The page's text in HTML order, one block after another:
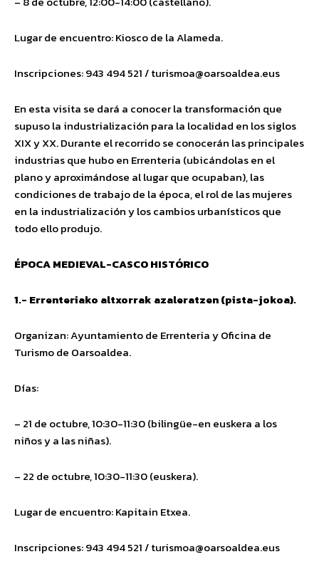
Lugar de encuentro: Kiosco de la Alameda.
Inscripciones: 943 494 521 /turismoa@oarsoaldea.eus
En esta visita se dará a conocer la transformación que
supuso la industrialización para la localidad en los siglos
XIX y XX. Durante el recorrido se conocerán las principales
industrias que hubo en Errenteria (ubicándolas en el
plano y aproximándose al lugar que ocupaban), las
condiciones de trabajo de la época, el rol de las mujeres
en la industrialización y los cambios urbanísticos que
todo ello produjo.
ÉPOCA MEDIEVAL-CASCO HISTÓRICO
1.- Errenteriako altxorrak azaleratzen (pista-jokoa).
Organizan: Ayuntamiento de Errenteria y Oficina de
Turismo de Oarsoaldea.
Días:
– 21 de octubre, 10:30-11:30 (bilingüe-en euskera a los
niños y a las niñas).
– 22 de octubre, 10:30-11:30 (euskera).
Lugar de encuentro: Kapitain Etxea.
Inscripciones: 943 494 521 /turismoa@oarsoaldea.eus